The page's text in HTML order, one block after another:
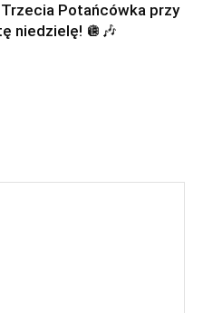
Trzecia Potańcówka przy
niedzielę! 🪩🎶